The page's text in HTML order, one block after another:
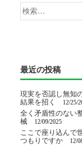
索:
最近の投稿
現実を否認し無知
結果を招く
12/25/
全く矛盾性のない
械
12/09/2025
ここで座り込んで
つもりですか
12/